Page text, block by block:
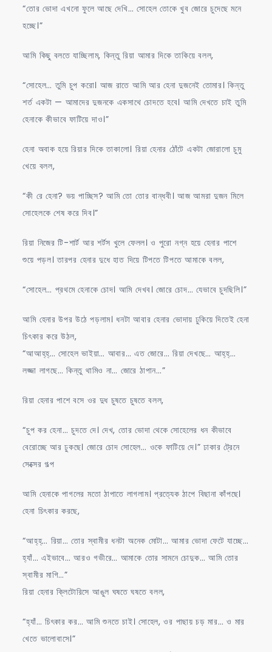
“তোর ভোদা এখনো ফুলে আছে দেখি… সোহেল তোকে খুব জোরে চুদেছে মনে
হচ্ছে।”
আমি কিছু বলতে যাচ্ছিলাম, কিন্তু রিয়া আমার দিকে তাকিয়ে বলল,
“সোহেল… তুমি চুপ করো। আজ রাতে আমি আর হেনা দুজনেই তোমার। কিন্তু
শর্ত একটা — আমাদের দুজনকে একসাথে চোদতে হবে। আমি দেখতে চাই তুমি
হেনাকে কীভাবে ফাটিয়ে দাও।”
হেনা অবাক হয়ে রিয়ার দিকে তাকালো। রিয়া হেনার ঠোঁটে একটা জোরালো চুমু
খেয়ে বলল,
“কী রে হেনা? ভয় পাচ্ছিস? আমি তো তোর বান্ধবী। আজ আমরা দুজন মিলে
সোহেলকে শেষ করে দিব।”
রিয়া নিজের টি-শার্ট আর শর্টস খুলে ফেলল। ও পুরো নগ্ন হয়ে হেনার পাশে
শুয়ে পড়ল। তারপর হেনার দুধে হাত দিয়ে টিপতে টিপতে আমাকে বলল,
“সোহেল… প্রথমে হেনাকে চোদ। আমি দেখব। জোরে চোদ… যেভাবে চুদছিলি।”
আমি হেনার উপর উঠে পড়লাম। ধনটা আবার হেনার ভোদায় ঢুকিয়ে দিতেই হেনা
চিৎকার করে উঠল,
“আআহ্‌হ্‌… সোহেল ভাইয়া… আবার… এত জোরে… রিয়া দেখছে… আহ্‌হ্‌…
লজ্জা লাগছে… কিন্তু থামিও না… জোরে ঠাপান…”
রিয়া হেনার পাশে বসে ওর দুধ চুষতে চুষতে বলল,
“চুপ কর হেনা… চুদতে দে। দেখ, তোর ভোদা থেকে সোহেলের ধন কীভাবে
বেরোচ্ছে আর ঢুকছে। জোরে চোদ সোহেল… ওকে ফাটিয়ে দে।” ঢাকার ট্রেনে
সেক্সের গল্প
আমি হেনাকে পাগলের মতো ঠাপাতে লাগলাম। প্রত্যেক ঠাপে বিছানা কাঁপছে।
হেনা চিৎকার করছে,
“আহ্‌হ্‌… রিয়া… তোর স্বামীর ধনটা অনেক মোটা… আমার ভোদা ফেটে যাচ্ছে…
হ্যাঁ… এইভাবে… আরও গভীরে… আমাকে তোর সামনে চোদুক… আমি তোর
স্বামীর মাগি…”
রিয়া হেনার ক্লিটোরিসে আঙুল ঘষতে ঘষতে বলল,
“হ্যাঁ… চিৎকার কর… আমি শুনতে চাই। সোহেল, ওর পাছায় চড় মার… ও মার
খেতে ভালোবাসে।”